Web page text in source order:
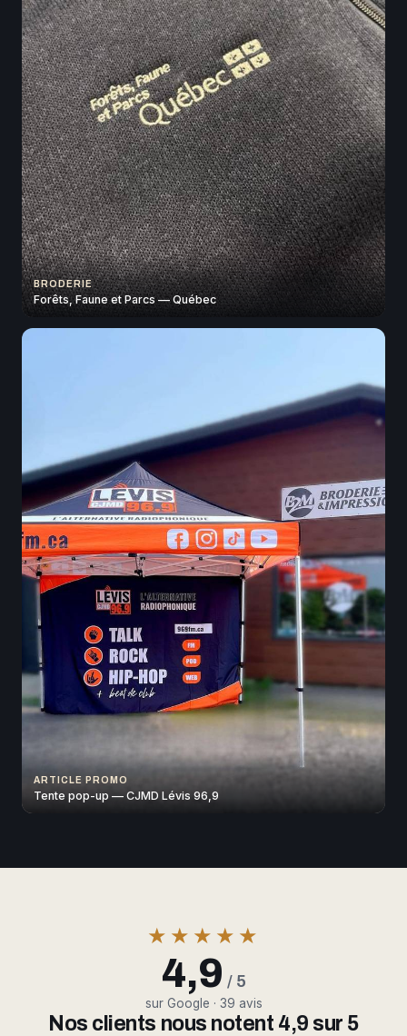
BRODERIE
Forêts, Faune et Parcs — Québec
ARTICLE PROMO
Tente pop-up — CJMD Lévis 96,9
★★★★★
4,9 / 5
sur Google · 39 avis
Nos clients nous notent 4,9 sur 5